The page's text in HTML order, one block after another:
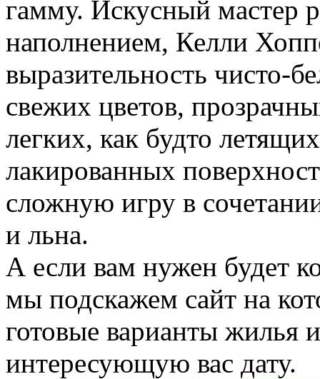
гамму. Искусный мастер
наполнением, Келли
выразительность чисто-
свежих цветов,
легких, как будто
лакированных
сложную игру в
и льна.
А если вам нужен будет
мы подскажем сайт на
готовые варианты жилья
интересующую вас дату.